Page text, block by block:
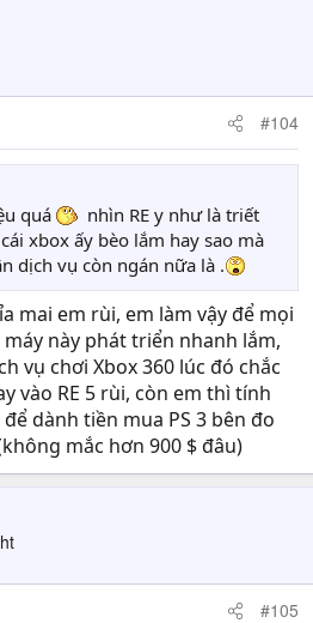
#104
quá
nhìn RE y như là triết
xbox ấy bèo lắm hay sao mà
dịch vụ còn ngán nữa là .
mai em rùi, em làm vậy để mọi
này phát triển nhanh lắm,
vụ chơi Xbox 360 lúc đó chắc
vào RE 5 rùi, còn em thì tính
dành tiền mua PS 3 bên đo
mắc hơn 900 $ đâu)
#105